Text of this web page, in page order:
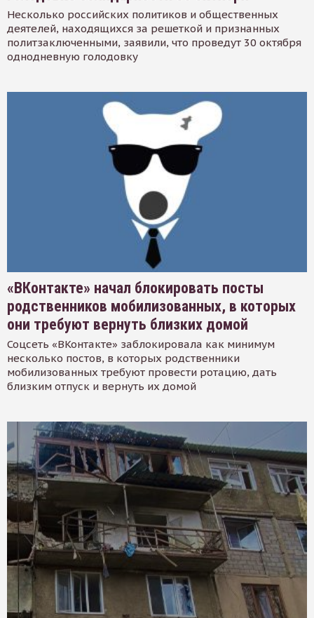
Несколько российских политиков и общественных
деятелей, находящихся за решеткой и признанных
политзаключенными, заявили, что проведут 30 октября
однодневную голодовку
«ВКонтакте» начал блокировать посты
родственников мобилизованных, в которых
они требуют вернуть близких домой
Соцсеть «ВКонтакте» заблокировала как минимум
несколько постов, в которых родственники
мобилизованных требуют провести ротацию, дать
близким отпуск и вернуть их домой